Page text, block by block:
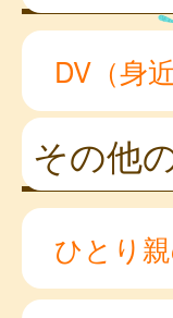
DV（身
その他
ひとり